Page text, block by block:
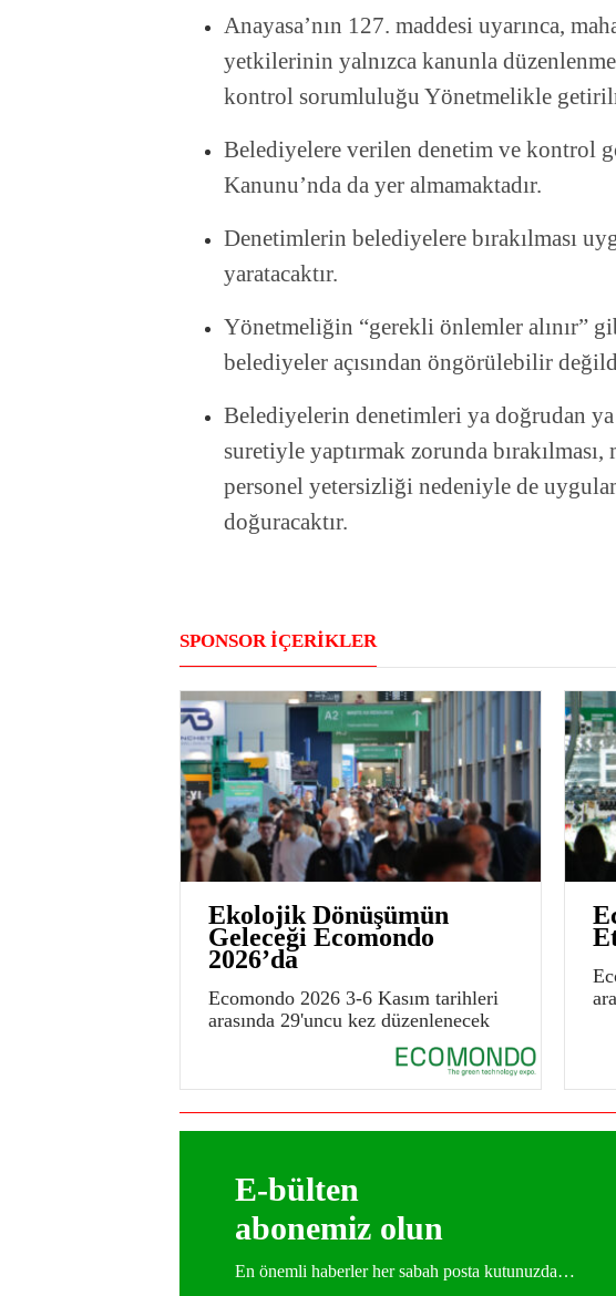
Anayasa’nın 127. maddesi uyarınca,
yetkilerinin yalnızca kanunla
kontrol sorumluluğu Yönetmelikle
Belediyelere verilen denetim ve kontrol
Kanunu’nda da yer almamaktadır.
Denetimlerin belediyelere bırakılması
yaratacaktır.
Yönetmeliğin “gerekli önlemler alınır”
belediyeler açısından öngörülebilir
Belediyelerin denetimleri ya doğrudan ya
suretiyle yaptırmak zorunda
personel yetersizliği nedeniyle de
doğuracaktır.
SPONSOR İÇERİKLER
Ekolojik Dönüşümün
Geleceği Ecomondo
2026’da
Ecomondo 2026 3-6 Kasım tarihleri
arasında 29'uncu kez düzenlenecek
E-bülten
abonemiz olun
En önemli haberler her sabah posta kutunuzda…